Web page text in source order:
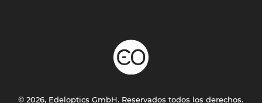
© 2026, Edeloptics GmbH. Reservados todos los derechos.